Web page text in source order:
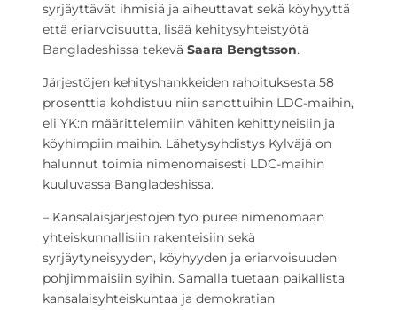
syrjäyttävät ihmisiä ja aiheuttavat sekä köyhyyttä
että eriarvoisuutta, lisää kehitysyhteistyötä
Bangladeshissa tekevä Saara Bengtsson.
Järjestöjen kehityshankkeiden rahoituksesta 58
prosenttia kohdistuu niin sanottuihin LDC-maihin,
eli YK:n määrittelemiin vähiten kehittyneisiin ja
köyhimpiin maihin. Lähetysyhdistys Kylväjä on
halunnut toimia nimenomaisesti LDC-maihin
kuuluvassa Bangladeshissa.
– Kansalaisjärjestöjen työ puree nimenomaan
yhteiskunnallisiin rakenteisiin sekä
syrjäytyneisyyden, köyhyyden ja eriarvoisuuden
pohjimmaisiin syihin. Samalla tuetaan paikallista
kansalaisyhteiskuntaa ja demokratian